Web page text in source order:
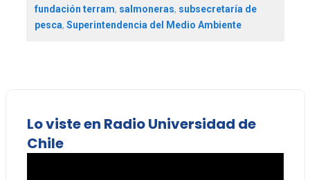
fundación terram, salmoneras, subsecretaría de
pesca, Superintendencia del Medio Ambiente
Lo viste en Radio Universidad de
Chile